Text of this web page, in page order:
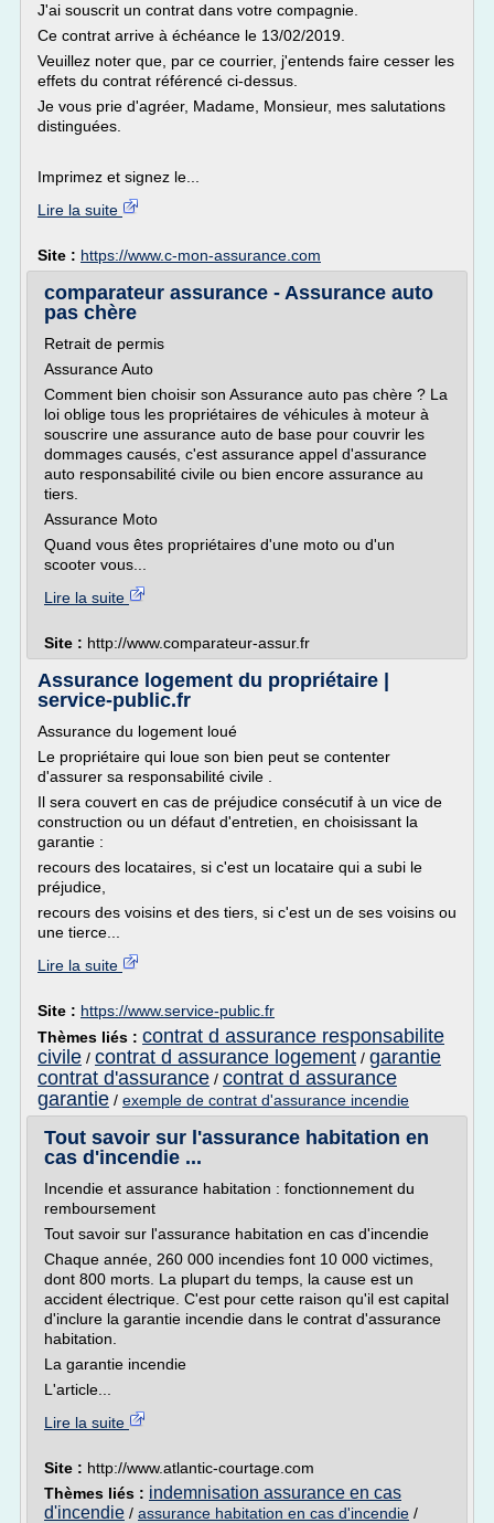
J'ai souscrit un contrat dans votre compagnie.
Ce contrat arrive à échéance le 13/02/2019.
Veuillez noter que, par ce courrier, j'entends faire cesser les
effets du contrat référencé ci-dessus.
Je vous prie d'agréer, Madame, Monsieur, mes salutations
distinguées.
Imprimez et signez le...
Lire la suite
Site : https://www.c-mon-assurance.com
comparateur assurance - Assurance auto
pas chère
Retrait de permis
Assurance Auto
Comment bien choisir son Assurance auto pas chère ? La
loi oblige tous les propriétaires de véhicules à moteur à
souscrire une assurance auto de base pour couvrir les
dommages causés, c'est assurance appel d'assurance
auto responsabilité civile ou bien encore assurance au
tiers.
Assurance Moto
Quand vous êtes propriétaires d'une moto ou d'un
scooter vous...
Lire la suite
Site : http://www.comparateur-assur.fr
Assurance logement du propriétaire |
service-public.fr
Assurance du logement loué
Le propriétaire qui loue son bien peut se contenter
d'assurer sa responsabilité civile .
Il sera couvert en cas de préjudice consécutif à un vice de
construction ou un défaut d'entretien, en choisissant la
garantie :
recours des locataires, si c'est un locataire qui a subi le
préjudice,
recours des voisins et des tiers, si c'est un de ses voisins ou
une tierce...
Lire la suite
Site : https://www.service-public.fr
Thèmes liés : contrat d assurance responsabilite
civile / contrat d assurance logement / garantie
contrat d'assurance / contrat d assurance
garantie / exemple de contrat d'assurance incendie
Tout savoir sur l'assurance habitation en
cas d'incendie ...
Incendie et assurance habitation : fonctionnement du
remboursement
Tout savoir sur l'assurance habitation en cas d'incendie
Chaque année, 260 000 incendies font 10 000 victimes,
dont 800 morts. La plupart du temps, la cause est un
accident électrique. C'est pour cette raison qu'il est capital
d'inclure la garantie incendie dans le contrat d'assurance
habitation.
La garantie incendie
L'article...
Lire la suite
Site : http://www.atlantic-courtage.com
Thèmes liés : indemnisation assurance en cas
d'incendie / assurance habitation en cas d'incendie /